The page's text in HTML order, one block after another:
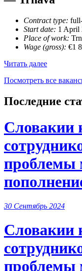
Trnava
Contract type:
Start date: 1 April
Place of work:
Wage (gross): €1
Читать далееFreight
dispatcher
Dispečer
—
Посмотреть все
Последние
Словакии
проблемы
30 Сентябрь 2024
Словакии
проблемы